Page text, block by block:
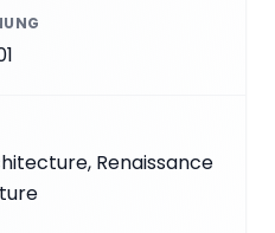
Renaissance